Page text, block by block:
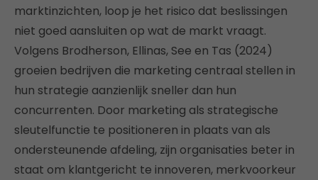
marktinzichten, loop je het risico dat beslissingen
niet goed aansluiten op wat de markt vraagt.
Volgens Brodherson, Ellinas, See en Tas (2024)
groeien bedrijven die marketing centraal stellen in
hun strategie aanzienlijk sneller dan hun
concurrenten. Door marketing als strategische
sleutelfunctie te positioneren in plaats van als
ondersteunende afdeling, zijn organisaties beter in
staat om klantgericht te innoveren, merkvoorkeur